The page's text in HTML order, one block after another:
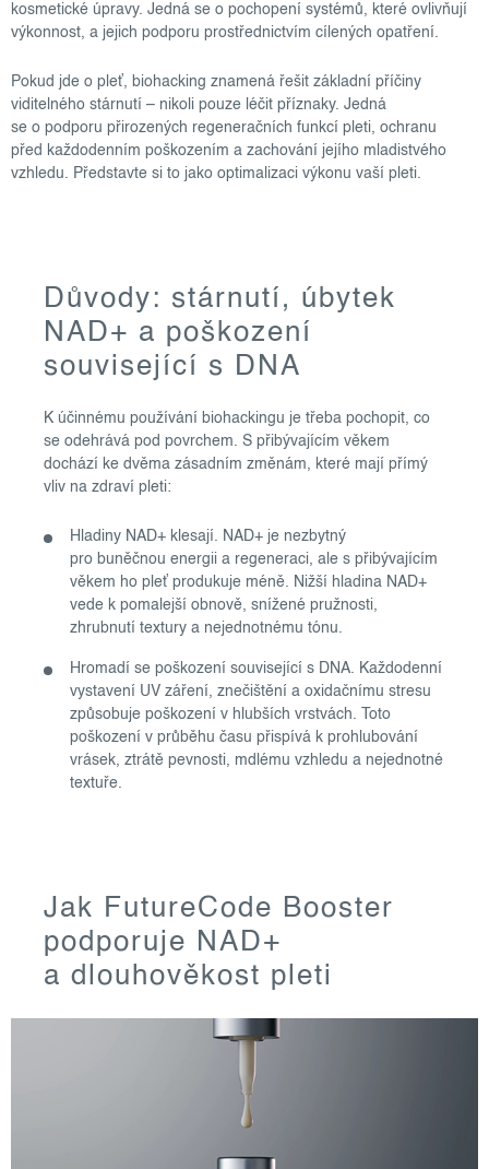
kosmetické úpravy. Jedná se o pochopení systémů, které ovlivňují
výkonnost, a jejich podporu prostřednictvím cílených opatření.
Pokud jde o pleť, biohacking znamená řešit základní příčiny
viditelného stárnutí – nikoli pouze léčit příznaky. Jedná
se o podporu přirozených regeneračních funkcí pleti, ochranu
před každodenním poškozením a zachování jejího mladistvého
vzhledu. Představte si to jako optimalizaci výkonu vaší pleti.
Důvody: stárnutí, úbytek
NAD+ a poškození
související s DNA
K účinnému používání biohackingu je třeba pochopit, co
se odehrává pod povrchem. S přibývajícím věkem
dochází ke dvěma zásadním změnám, které mají přímý
vliv na zdraví pleti:
Hladiny NAD+ klesají. NAD+ je nezbytný
pro buněčnou energii a regeneraci, ale s přibývajícím
věkem ho pleť produkuje méně. Nižší hladina NAD+
vede k pomalejší obnově, snížené pružnosti,
zhrubnutí textury a nejednotnému tónu.
Hromadí se poškození související s DNA. Každodenní
vystavení UV záření, znečištění a oxidačnímu stresu
způsobuje poškození v hlubších vrstvách. Toto
poškození v průběhu času přispívá k prohlubování
vrásek, ztrátě pevnosti, mdlému vzhledu a nejednotné
textuře.
Jak FutureCode Booster
podporuje NAD+
a dlouhověkost pleti